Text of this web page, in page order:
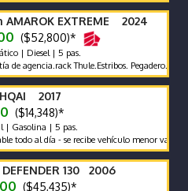
AMAROK EXTREME 2024
($52,800)*
| Diesel | 5 pas.
Thule.Estribos. Pegadero. Tapa
2017
($14,348)*
Gasolina | 5 pas.
al día - se recibe vehículo menor valor
130 2006
($45,435)*